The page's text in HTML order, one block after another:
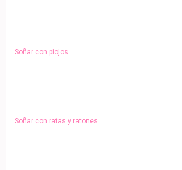
Soñar con piojos
Soñar con ratas y ratones